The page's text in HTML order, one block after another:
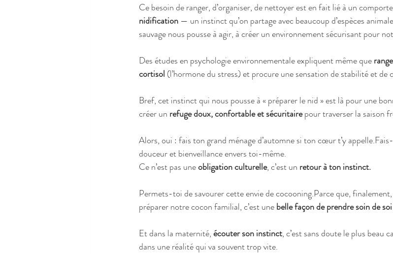
Ce besoin de ranger, d’organiser, de nettoyer est en fait lié à un
nidification — un instinct qu’on partage avec beaucoup d’espèces
sauvage nous pousse à agir, à créer un environnement sécurisant pour
Des études en psychologie environnementale expliquent même que
cortisol (l’hormone du stress) et procure une sensation de stabilité et de
Bref, cet instinct qui nous pousse à « préparer le nid » est là pour une
créer un refuge doux, confortable et sécuritaire pour traverser la saison
Alors, oui : fais ton grand ménage d’automne si ton cœur t’y
douceur et bienveillance envers toi-même.
Ce n’est pas une obligation culturelle, c’est un retour à ton instinct.
Permets-toi de savourer cette envie de cocooning.Parce que,
préparer notre cocon familial, c’est une belle façon de prendre soin de
Et dans la maternité, écouter son instinct, c’est sans doute le plus beau
dans une réalité qui va souvent trop vite.